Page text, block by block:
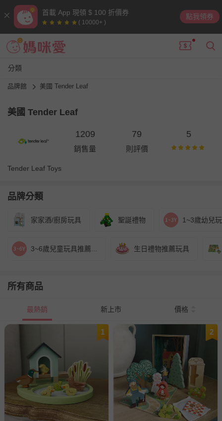
首載 App 現領 $ 100 折價券
( 10000+ )
點我領券
分類
品牌館 美國 Tender Leaf
美國 Tender Leaf
1209
銷售量
79
則評價
5
Tender Leaf Toys
品牌分類
家家酒/廚房玩具 聖誕禮物 1~3歲幼兒
3~6歲兒童玩具推薦... 生日禮物推薦玩具
所有商品
最熱銷 新上市 價格
1 2